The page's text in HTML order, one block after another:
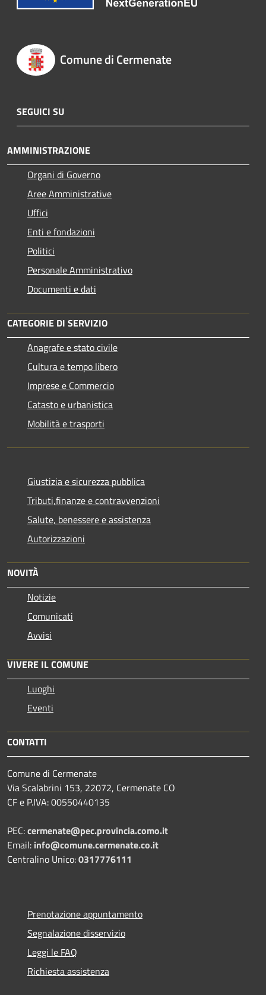
Comune di Cermenate
SEGUICI SU
AMMINISTRAZIONE
Organi di Governo
Aree Amministrative
Uffici
Enti e fondazioni
Politici
Personale Amministrativo
Documenti e dati
CATEGORIE DI SERVIZIO
Anagrafe e stato civile
Cultura e tempo libero
Imprese e Commercio
Catasto e urbanistica
Mobilità e trasporti
Giustizia e sicurezza pubblica
Tributi,finanze e contravvenzioni
Salute, benessere e assistenza
Autorizzazioni
NOVITÀ
Notizie
Comunicati
Avvisi
VIVERE IL COMUNE
Luoghi
Eventi
CONTATTI
Comune di Cermenate
Via Scalabrini 153, 22072, Cermenate CO
CF e P.IVA: 00550440135
PEC:cermenate@pec.provincia.como.it
Email: info@comune.cermenate.co.it
Centralino Unico:0317776111
Prenotazione appuntamento
Segnalazione disservizio
Leggi le FAQ
Richiesta assistenza